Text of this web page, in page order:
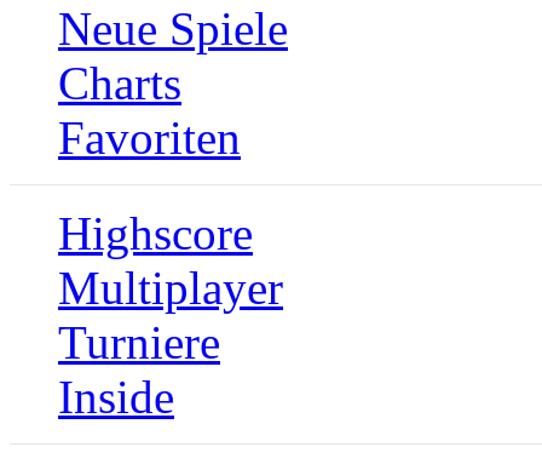
Neue Spiele
Charts
Favoriten
Highscore
Multiplayer
Turniere
Inside